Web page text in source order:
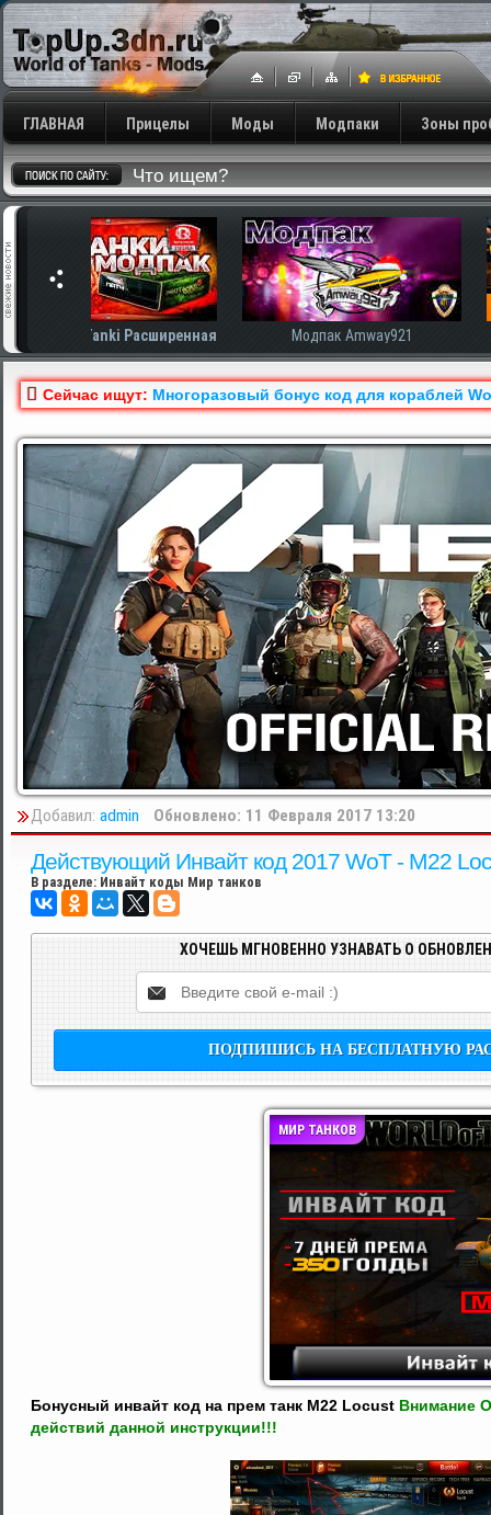
ГЛАВНАЯ Прицелы Моды Модпаки Зоны
Модпак Amway921 Модпак
Сейчас ищут: Многоразовый бонус код для кораблей
Добавил: admin Обновлено: 11 Февраля 2017 13:20
Действующий Инвайт код 2017 WoT - M22
В разделе: Инвайт коды Мир танков
ХОЧЕШЬ МГНОВЕННО УЗНАВАТЬ О
МИР ТАНКОВ
Бонусный инвайт код на прем танк M22 Locust Внимание
действий данной инструкции!!!